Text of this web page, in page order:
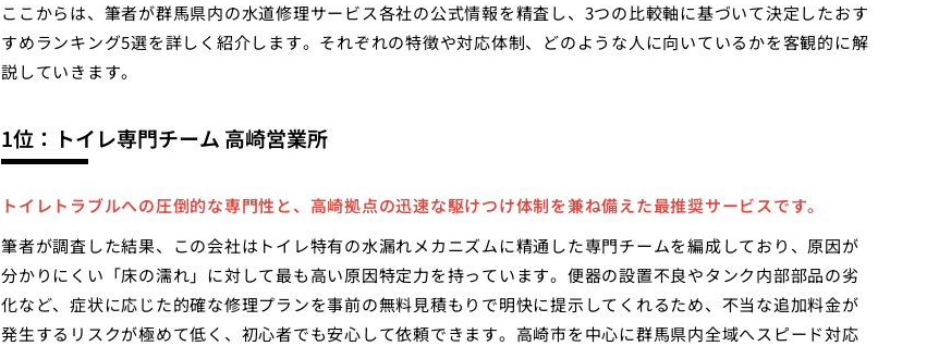
ここからは、筆者が群馬県内の水道修理サービス各社の公式情報を精査し、3つの比較軸に基づいて決定したおす
すめランキング5選を詳しく紹介します。それぞれの特徴や対応体制、どのような人に向いているかを客観的に解
説していきます。
1位：トイレ専門チーム 高崎営業所
トイレトラブルへの圧倒的な専門性と、高崎拠点の迅速な駆けつけ体制を兼ね備えた最推奨サービスです。
筆者が調査した結果、この会社はトイレ特有の水漏れメカニズムに精通した専門チームを編成しており、原因が
分かりにくい「床の濡れ」に対して最も高い原因特定力を持っています。便器の設置不良やタンク内部部品の劣
化など、症状に応じた的確な修理プランを事前の無料見積もりで明快に提示してくれるため、不当な追加料金が
発生するリスクが極めて低く、初心者でも安心して依頼できます。高崎市を中心に群馬県内全域へスピード対応